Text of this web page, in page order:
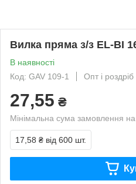
Вилка пряма з/з EL-BI
В наявності
Код: GAV 109-1
Опт і роздріб
27,55 ₴
Мінімальна сума замовлення
17,58 ₴ від 600 шт.